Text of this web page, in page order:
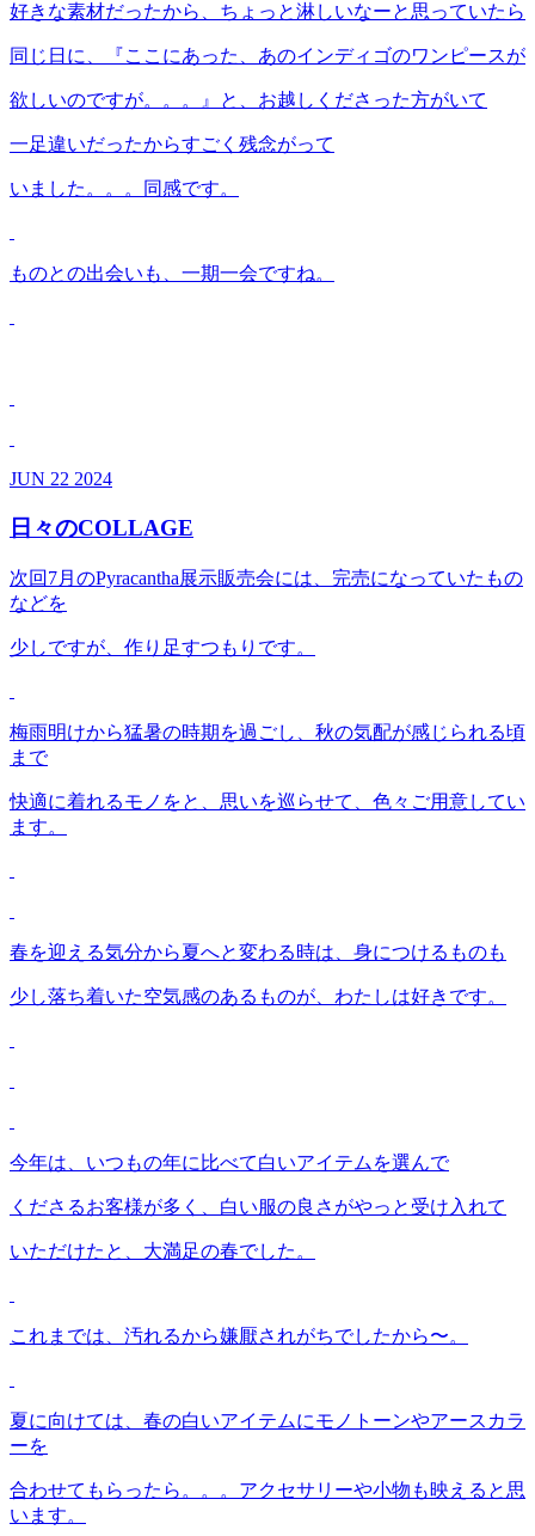
好きな素材だったから、ちょっと淋しいなーと思っていたら
同じ日に、『ここにあった、あのインディゴのワンピースが
欲しいのですが。。。』と、お越しくださった方がいて
一足違いだったからすごく残念がって
いました。。。同感です。
ものとの出会いも、一期一会ですね。
JUN 22 2024
日々のCOLLAGE
次回7月のPyracantha展示販売会には、完売になっていたもの
などを
少しですが、作り足すつもりです。
梅雨明けから猛暑の時期を過ごし、秋の気配が感じられる頃
まで
快適に着れるモノをと、思いを巡らせて、色々ご用意してい
ます。
春を迎える気分から夏へと変わる時は、身につけるものも
少し落ち着いた空気感のあるものが、わたしは好きです。
今年は、いつもの年に比べて白いアイテムを選んで
くださるお客様が多く、白い服の良さがやっと受け入れて
いただけたと、大満足の春でした。
これまでは、汚れるから嫌厭されがちでしたから〜。
夏に向けては、春の白いアイテムにモノトーンやアースカラ
ーを
合わせてもらったら。。。アクセサリーや小物も映えると思
います。